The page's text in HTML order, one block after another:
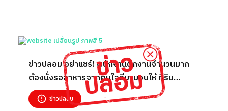
ข่าวปลอม อย่าแชร์! พนักงานตกงานจำนวนมาก
ต้องนั่งรออาหารจากคนใจดีมามอบให้ ที่ริม
ชายหาดพัทยา
ข่าวปลอม